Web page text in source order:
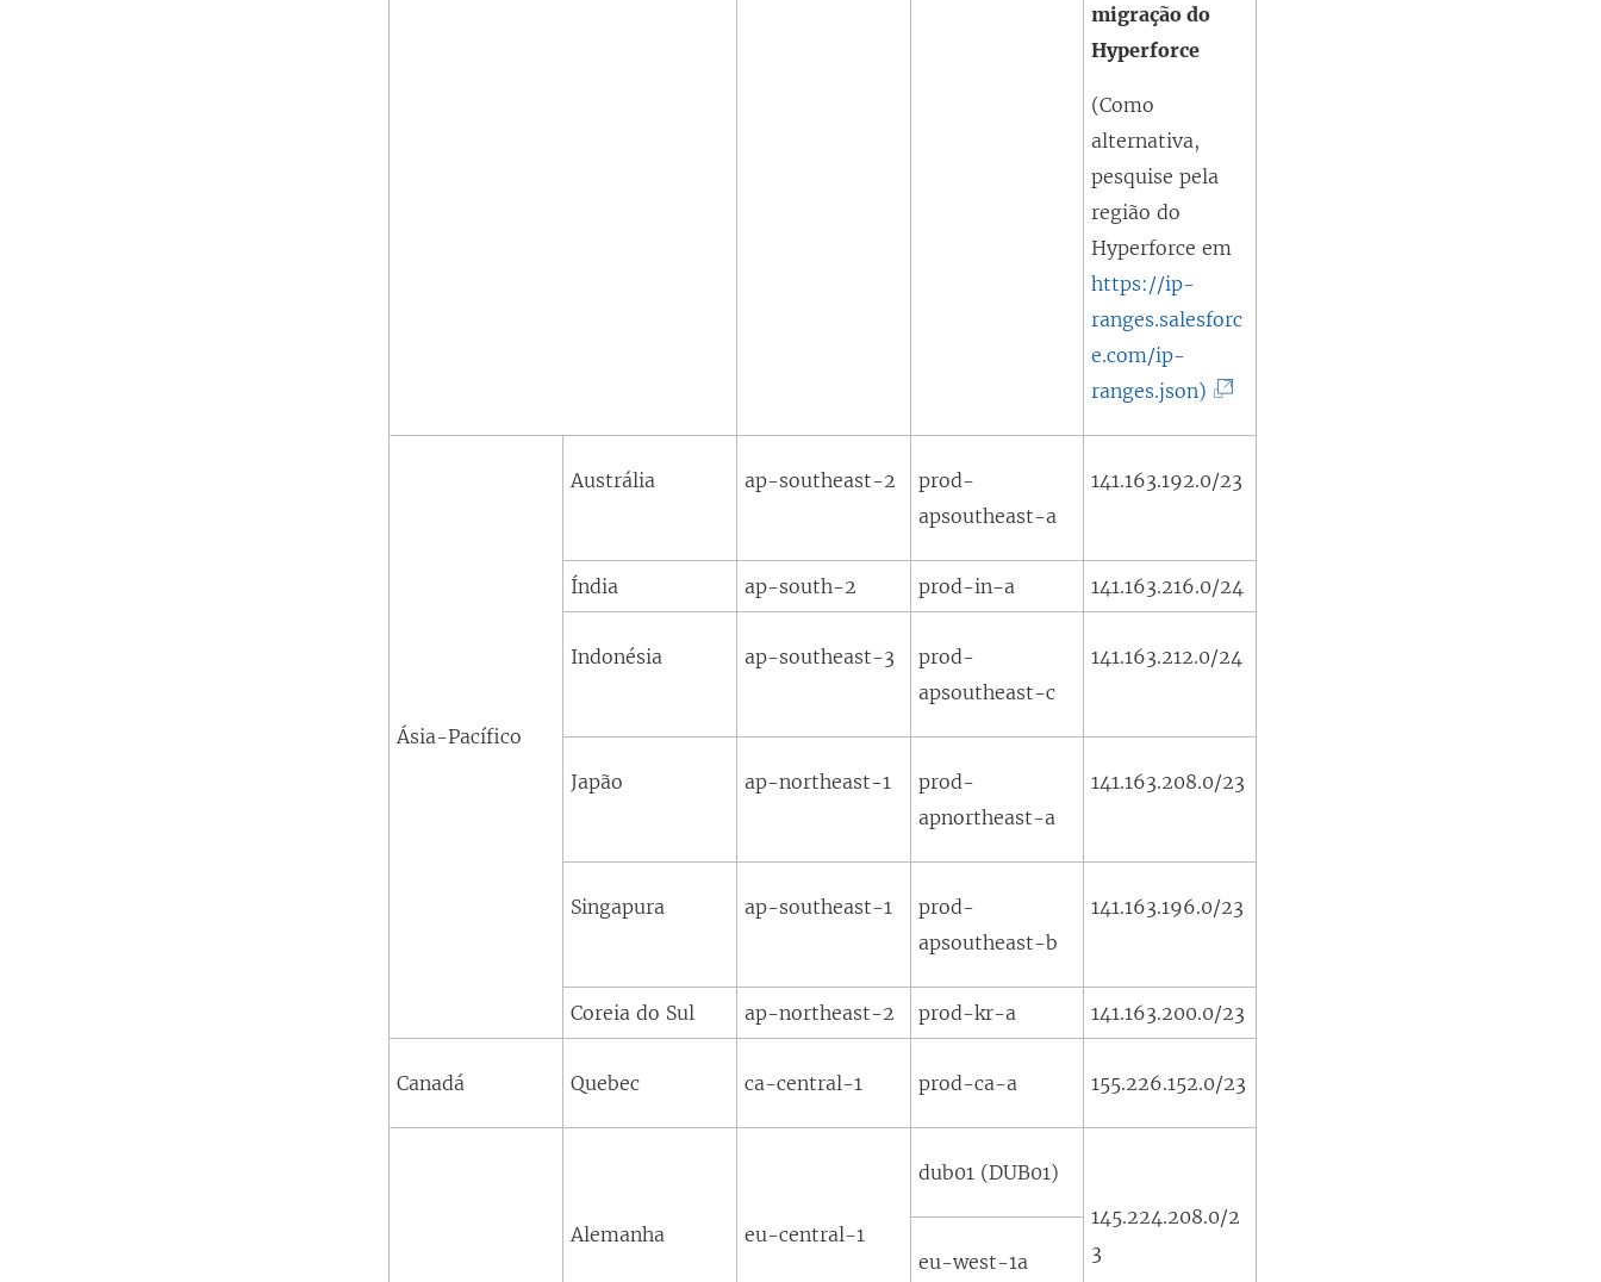
migração do
Hyperforce
(Como
alternativa,
pesquise pela
região do
Hyperforce em
https://ip-
ranges.salesforc
e.com/ip-
ranges.json) (
i
k
a
m
n
Ásia-Pacífico
Austrália ap-southeast-2
prod-
apsoutheast-a
141.163.192.0/23
Índia ap-south-2 prod-in-a 141.163.216.0/24
Indonésia ap-southeast-3
prod-
apsoutheast-c
141.163.212.0/24
Japão ap-northeast-1
prod-
apnortheast-a
141.163.208.0/23
Singapura ap-southeast-1
prod-
apsoutheast-b
141.163.196.0/23
Coreia do Sul ap-northeast-2 prod-kr-a 141.163.200.0/23
Canadá Quebec ca-central-1 prod-ca-a 155.226.152.0/23
Alemanha eu-central-1
dub01 (DUB01)
145.224.208.0/2
3
eu-west-1a